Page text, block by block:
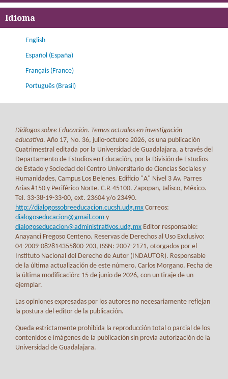
Idioma
English
Español (España)
Français (France)
Português (Brasil)
Diálogos sobre Educación. Temas actuales en investigación
educativa. Año 17, No. 36, julio-octubre 2026, es una publicación
Cuatrimestral editada por la Universidad de Guadalajara, a través del
Departamento de Estudios en Educación, por la División de Estudios
de Estado y Sociedad del Centro Universitario de Ciencias Sociales y
Humanidades, Campus Los Belenes. Edificio "A" Nivel 3 Av. Parres
Arias #150 y Periférico Norte. C.P. 45100. Zapopan, Jalisco, México.
Tel. 33-38-19-33-00, ext. 23604 y/o 23490.
http://dialogossobreeducacion.cucsh.udg.mx Correos:
dialogoseducacion@gmail.com y
dialogoseducacion@administrativos.udg.mx Editor responsable:
Anayanci Fregoso Centeno. Reservas de Derechos al Uso Exclusivo:
04-2009-082814355800-203, ISSN: 2007-2171, otorgados por el
Instituto Nacional del Derecho de Autor (INDAUTOR). Responsable
de la última actualización de este número, Carlos Morgano. Fecha de
la última modificación: 15 de junio de 2026, con un tiraje de un
ejemplar.
Las opiniones expresadas por los autores no necesariamente reflejan
la postura del editor de la publicación.
Queda estrictamente prohibida la reproducción total o parcial de los
contenidos e imágenes de la publicación sin previa autorización de la
Universidad de Guadalajara.